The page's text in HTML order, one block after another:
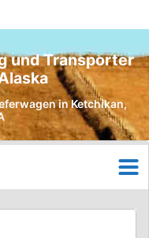
und Transporter
in Ketchikan,